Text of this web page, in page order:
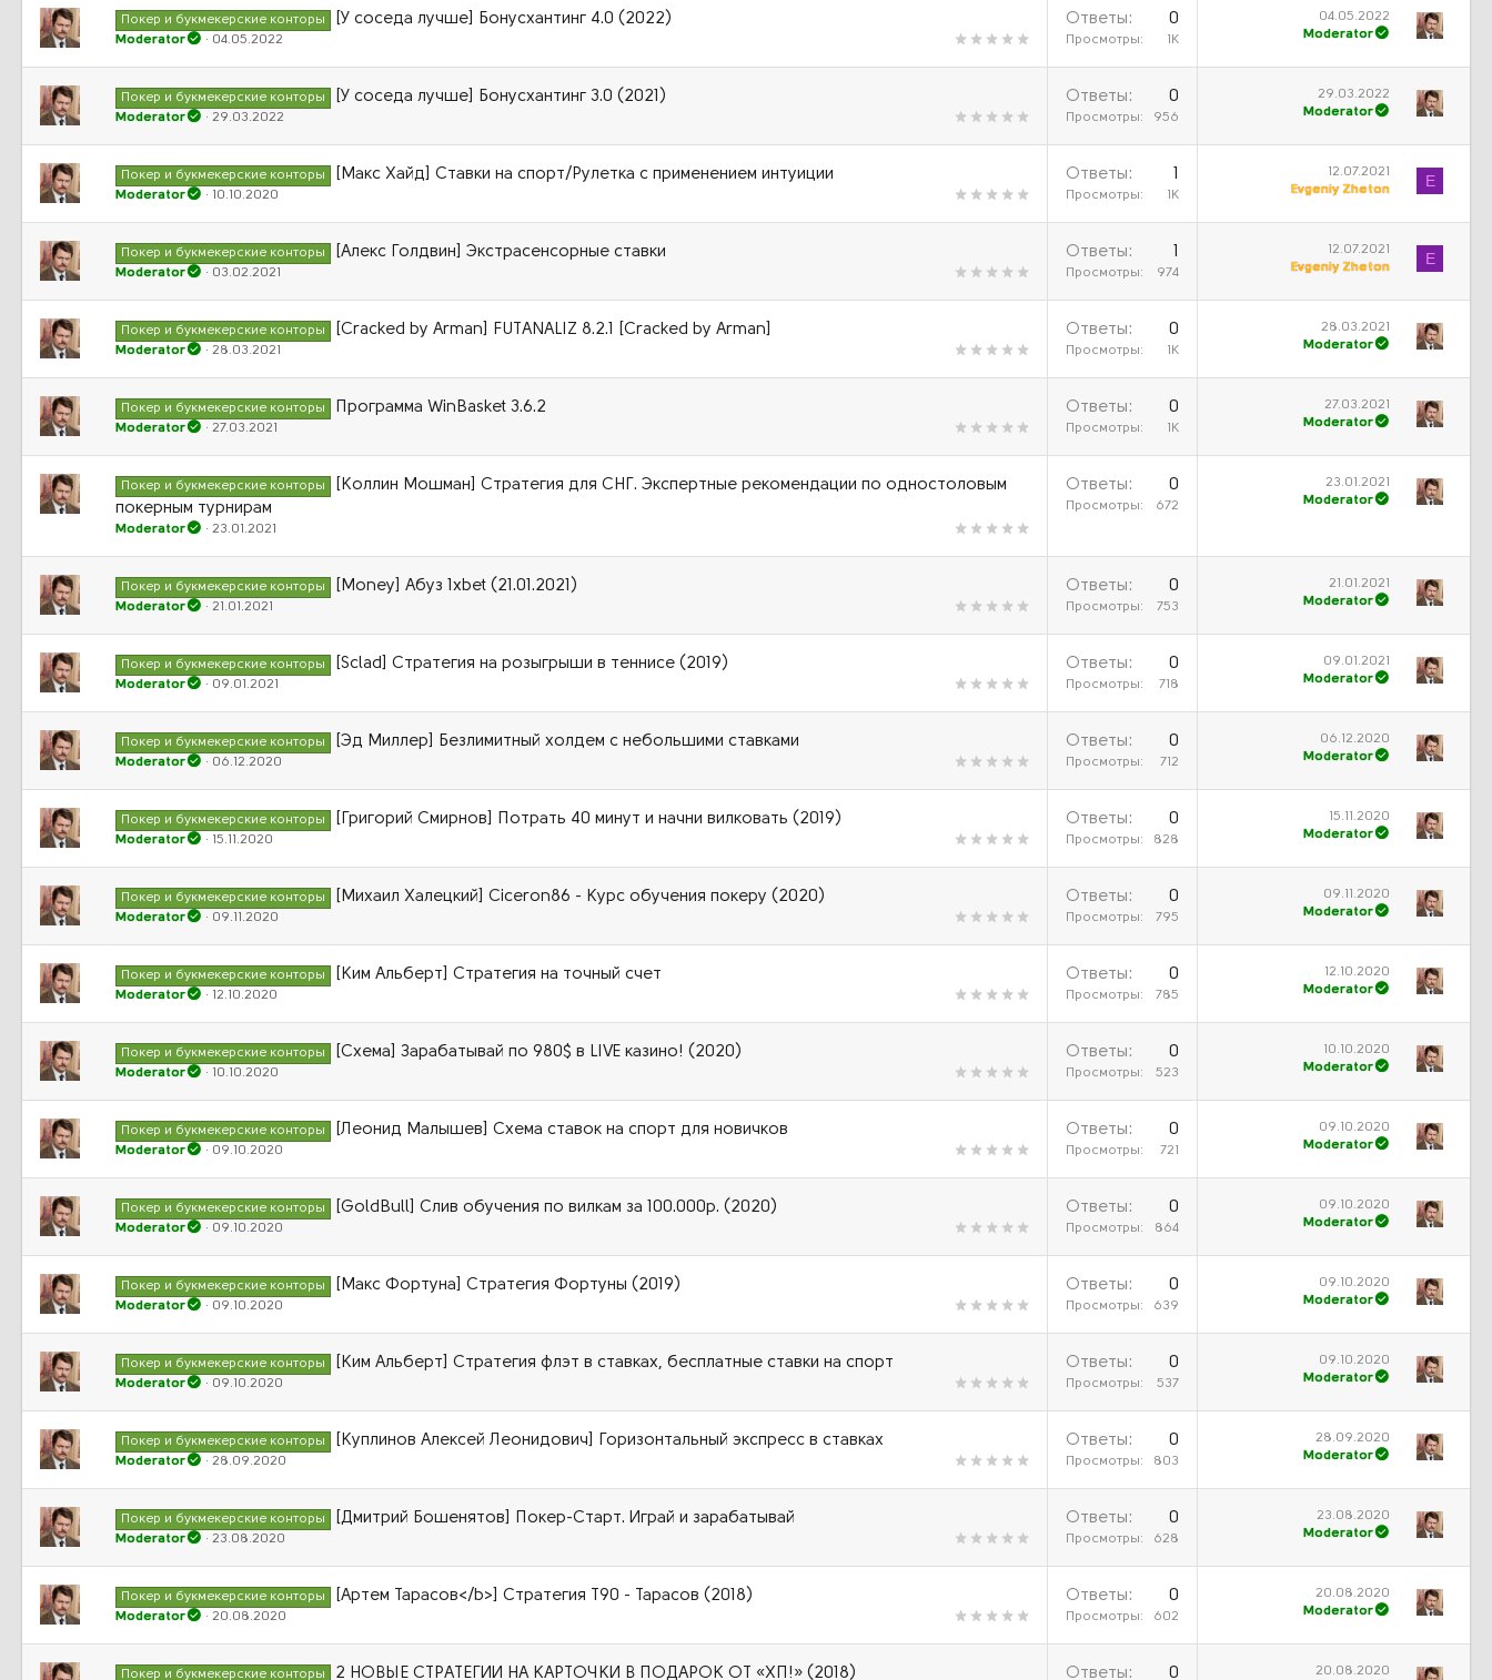
Покер и букмекерские конторы [У соседа лучше] Бонусхантинг 4.0 (2022)
Moderator 04.05.2022
Ответы 0
Просмотры 1К
04.05.2022
Moderator
Покер и букмекерские конторы [У соседа лучше] Бонусхантинг 3.0 (2021)
Moderator 29.03.2022
Ответы 0
Просмотры 956
29.03.2022
Moderator
Покер и букмекерские конторы [Макс Хайд] Ставки на спорт/Рулетка с применением интуиции
Moderator 10.10.2020
Ответы
Просмотры 1К
12.07.2021
Evgeniy Zheton
E
Покер и букмекерские конторы [Алекс Голдвин] Экстрасенсорные ставки
Moderator 03.02.2021
Ответы
Просмотры 974
12.07.2021
Evgeniy Zheton
E
Покер и букмекерские конторы [Cracked by Arman] FUTANALIZ 8.2.1 [Cracked by Arman]
Moderator 28.03.2021
Ответы 0
Просмотры 1К
28.03.2021
Moderator
Покер и букмекерские конторы Программа WinBasket 3.6.2
Moderator 27.03.2021
Ответы 0
Просмотры 1К
27.03.2021
Moderator
Покер и букмекерские конторы
[Коллин Мошман] Стратегия для СНГ. Экспертные рекомендации по одностоловым
покерным турнирам
Moderator 23.01.2021
Ответы 0
Просмотры 672
23.01.2021
Moderator
Покер и букмекерские конторы [Money] Абуз 1xbet (21.01.2021)
Moderator 21.01.2021
Ответы 0
Просмотры 753
21.01.2021
Moderator
Покер и букмекерские конторы [Sclad] Стратегия на розыгрыши в теннисе (2019)
Moderator 09.01.2021
Ответы 0
Просмотры 718
09.01.2021
Moderator
Покер и букмекерские конторы [Эд Миллер] Безлимитный холдем с небольшими ставками
Moderator 06.12.2020
Ответы 0
Просмотры 712
06.12.2020
Moderator
Покер и букмекерские конторы [Григорий Смирнов] Потрать 40 минут и начни вилковать (2019)
Moderator 15.11.2020
Ответы 0
Просмотры 828
15.11.2020
Moderator
Покер и букмекерские конторы [Михаил Халецкий] Ciceron86 - Курс обучения покеру (2020)
Moderator 09.11.2020
Ответы 0
Просмотры 795
09.11.2020
Moderator
Покер и букмекерские конторы [Ким Альберт] Стратегия на точный счет
Moderator 12.10.2020
Ответы 0
Просмотры 785
12.10.2020
Moderator
Покер и букмекерские конторы [Схема] Зарабатывай по 980$ в LIVE казино! (2020)
Moderator 10.10.2020
Ответы 0
Просмотры 523
10.10.2020
Moderator
Покер и букмекерские конторы [Леонид Малышев] Схема ставок на спорт для новичков
Moderator 09.10.2020
Ответы 0
Просмотры 721
09.10.2020
Moderator
Покер и букмекерские конторы [GoldBull] Слив обучения по вилкам за 100.000р. (2020)
Moderator 09.10.2020
Ответы 0
Просмотры 864
09.10.2020
Moderator
Покер и букмекерские конторы [Макс Фортуна] Стратегия Фортуны (2019)
Moderator 09.10.2020
Ответы 0
Просмотры 639
09.10.2020
Moderator
Покер и букмекерские конторы [Ким Альберт] Стратегия флэт в ставках, бесплатные ставки на спорт
Moderator 09.10.2020
Ответы 0
Просмотры 537
09.10.2020
Moderator
Покер и букмекерские конторы [Куплинов Алексей Леонидович] Горизонтальный экспресс в ставках
Moderator 28.09.2020
Ответы 0
Просмотры 803
28.09.2020
Moderator
Покер и букмекерские конторы [Дмитрий Бошенятов] Покер-Старт. Играй и зарабатывай
Moderator 23.08.2020
Ответы 0
Просмотры 628
23.08.2020
Moderator
Покер и букмекерские конторы [Артем Тарасов</b>] Стратегия Т90 - Тарасов (2018)
Moderator 20.08.2020
Ответы 0
Просмотры 602
20.08.2020
Moderator
Покер и букмекерские конторы 2 НОВЫЕ СТРАТЕГИИ НА КАРТОЧКИ В ПОДАРОК ОТ «ХП!» (2018) Ответы 0 20.08.2020